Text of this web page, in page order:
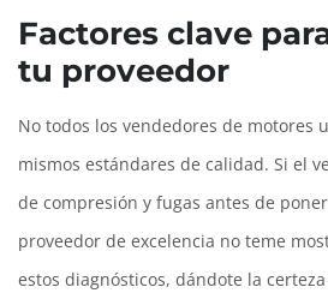
Factores clave
tu proveedor
No todos los vendedores de motores
mismos estándares de calidad. Si el
de compresión y fugas antes de
proveedor de excelencia no teme
estos diagnósticos, dándote la